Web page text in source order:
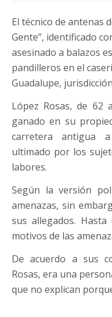
El técnico de antenas
Gente”, identificado
asesinado a balazos
pandilleros en el
Guadalupe,
López Rosas, de 62
ganado en su
carretera antigua
ultimado por los
labores.
Según la versión
amenazas, sin
sus allegados.
motivos de las
De acuerdo a sus
Rosas, era una
que no explican